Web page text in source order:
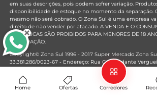
Home Ofertas Corredores
em suas descrições, pois podem sofrer variação.
disponibilidade de estoque no momento da separação.
mesmo não será cobrado. O Zona Sul é uma empresa
direito de não vender por atacado. A VENDA E O
ALCOÓLICAS SÃO PROIBIDOS PARA MENORES DE 18
MODERAÇÃO.
Copyright© Zona Sul 1996 - 2017 Super Mercado Zona Sul
33.381.286/0023-67 - Endereço: Rua Comandante
- Rio de Janeiro - RJ - CEP: 21021-020
Mantido por